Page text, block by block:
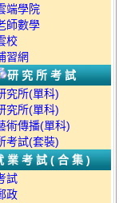
端學院
師數學
校
習網
研究所考試
究所(單科)
究所(單科)
術傳播(單科)
考試(套裝)
業考試(合集)
試
政